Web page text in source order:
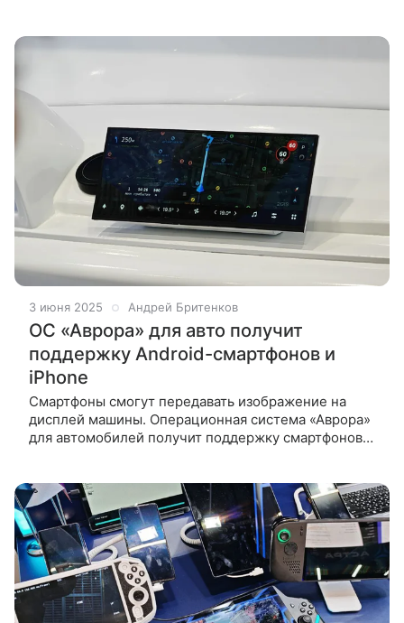
3 июня 2025 Андрей Бритенков
ОС «Аврора» для авто получит
поддержку Android-смартфонов и
iPhone
Смартфоны смогут передавать изображение на
дисплей машины. Операционная система «Аврора»
для автомобилей получит поддержку смартфонов